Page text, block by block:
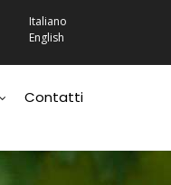
Italiano
English
Contatti